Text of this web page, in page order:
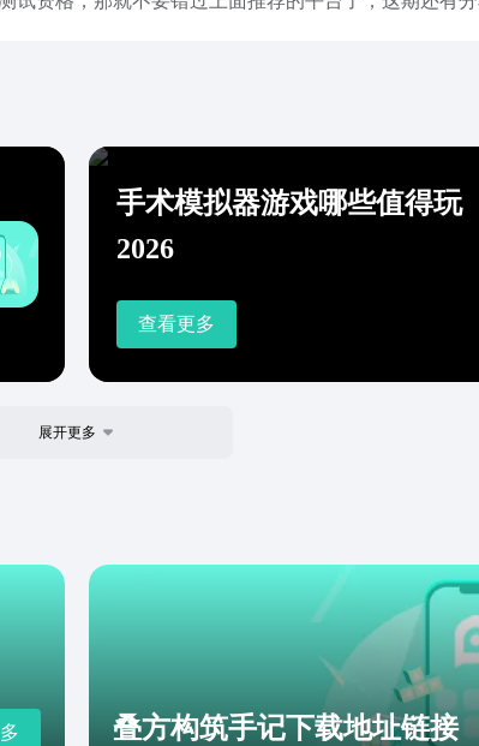
手术模拟器游戏哪些值得玩
2026
查看更多
展开更多
叠方构筑手记下载地址链接